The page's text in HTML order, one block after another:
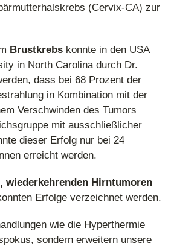
(Cervix-CA) zur
Brustkrebs konnte in den USA
in North Carolina durch Dr.
dass bei 68 Prozent der
in Kombination mit der
Verschwinden des Tumors
mit ausschließlicher
dieser Erfolg nur bei 24
erreicht werden.
wiederkehrenden Hirntumoren
Erfolge verzeichnet werden.
wie die Hyperthermie
sondern erweitern unsere